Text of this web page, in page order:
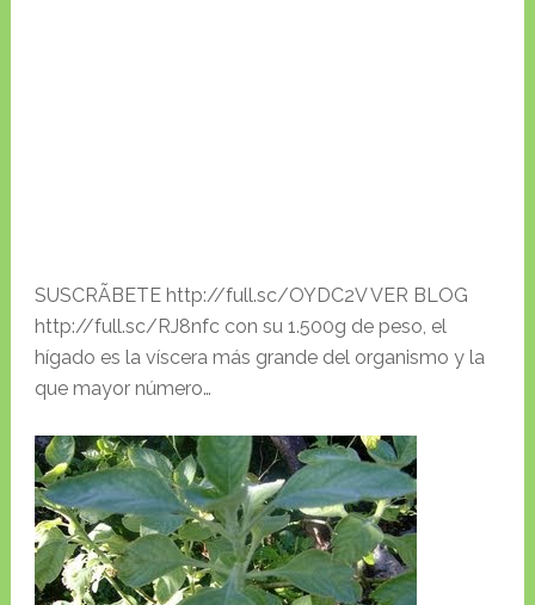
SUSCRÃBETE http://full.sc/OYDC2V VER BLOG
http://full.sc/RJ8nfc con su 1.500g de peso, el
hígado es la víscera más grande del organismo y la
que mayor número…